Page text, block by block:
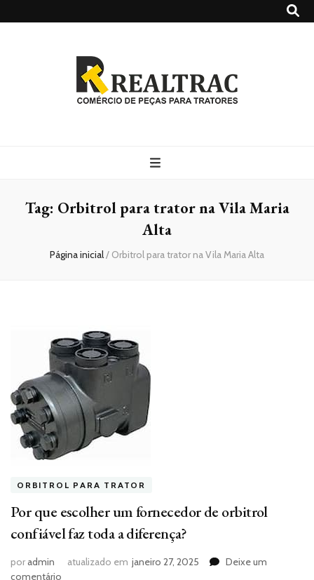
Tag: Orbitrol para trator na Vila Maria
Alta
Página inicial/ Orbitrol para trator na Vila Maria Alta
ORBITROL PARA TRATOR
Por que escolher um fornecedor de orbitrol
confiável faz toda a diferença?
poradmin atualizado em janeiro 27, 2025
Deixe um
comentário